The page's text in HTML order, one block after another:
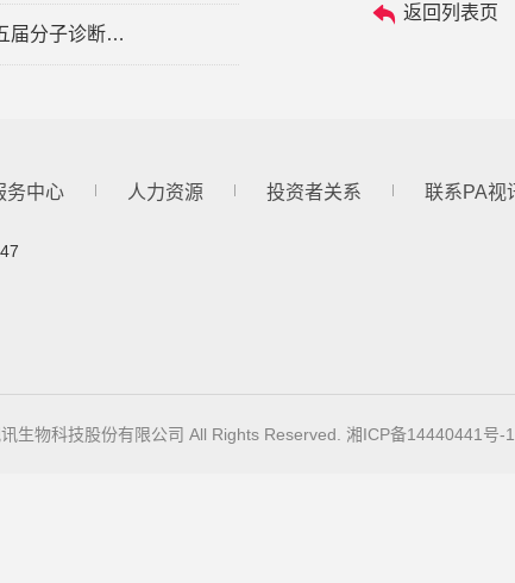
全链生态赋能精准医疗未来，PA视讯闪耀第五届分子诊断大会
返回列表页
务中心 人力资源 投资者关系 联系PA视
生物科技股份有限公司 All Rights Reserved. 湘ICP备14440441号-1